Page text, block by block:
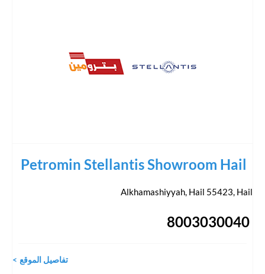
Petromin Stellantis Showroom Hail
Alkhamashiyyah, Hail 55423, Hail
8003030040
تفاصيل الموقع